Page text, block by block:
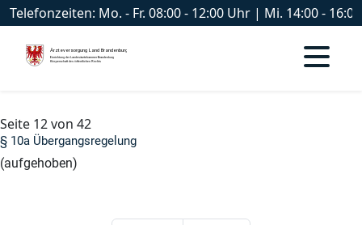
Telefonzeiten: Mo. - Fr. 08:00 - 12:00 Uhr | Mi. 14:00 -
Seite 12 von 42
§ 10a Übergangsregelung
(aufgehoben)